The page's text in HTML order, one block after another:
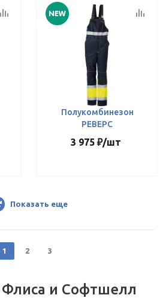
Полукомбинезон
РЕВЕРС
3 975 ₽/шт
Показать еще
1 2 3
и Софтшелл